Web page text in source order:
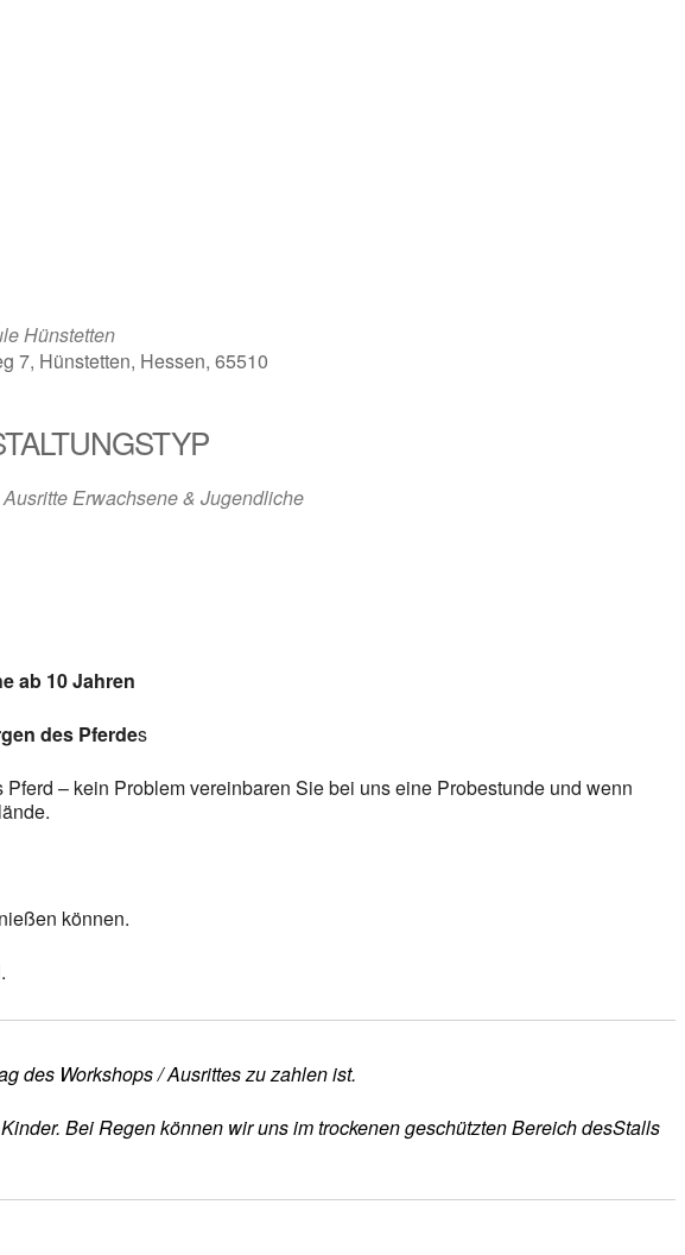
Hünstetten
7, Hünstetten, Hessen, 65510
Ausritte Erwachsene & Jugendliche
ab 10 Jahren
des Pferdes
– kein Problem vereinbaren Sie bei uns eine Probestunde und wenn
können.
des Workshops / Ausrittes zu zahlen ist.
Bei Regen können wir uns im trockenen geschützten Bereich desStalls